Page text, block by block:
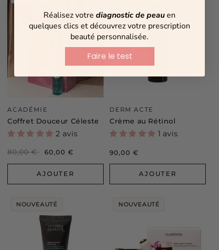
Distributeur :
ACADÉMIE
Coffret Douceur Céleste
2 avis
Prix
80,00 €
Prix
60,00 €
AJOUTER
Distributeur :
DERM ACTE
Crème au Rétinol
1 avis
Prix
90,00 €
AJOUTER
NOUVEAUTÉ NOUVEAUTÉ
Réalisez votre diagnostic de peauen
quelques clics et découvrez votre prescription
beauté personnalisée.
Faire le test